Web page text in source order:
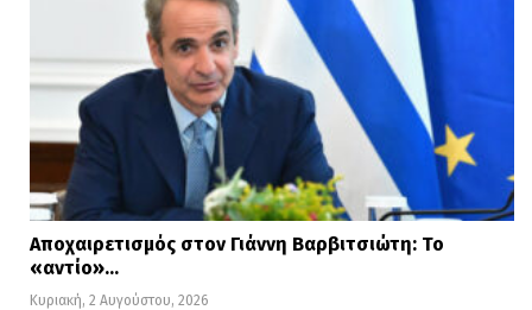
Αποχαιρετισμός στον Γιάννη Βαρβιτσιώτη: Το
«αντίο»…
Κυριακή, 2 Αυγούστου, 2026